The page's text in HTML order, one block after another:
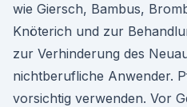
wie Giersch, Bambus,
Knöterich und zur
zur Verhinderung des
nichtberufliche Anwender.
vorsichtig verwenden. Vor